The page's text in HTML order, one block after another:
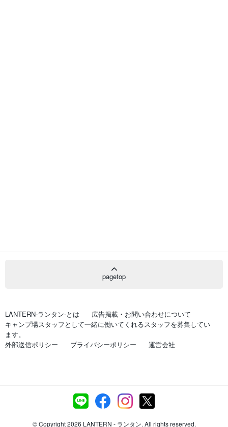
pagetop
LANTERN-ランタン-とは
広告掲載・お問い合わせについて
キャンプ場スタッフとして一緒に働いてくれるスタッフを募集してい
ます。
外部送信ポリシー
プライバシーポリシー 運営会社
© Copyright 2026 LANTERN - ランタン. All rights reserved.